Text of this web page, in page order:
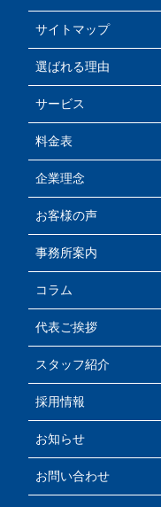
サイトマップ
選ばれる理由
サービス
料金表
企業理念
お客様の声
事務所案内
コラム
代表ご挨拶
スタッフ紹介
採用情報
お知らせ
お問い合わせ